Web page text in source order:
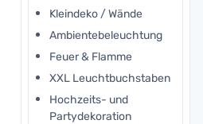
Kleindeko / Wände
Ambientebeleuchtung
Feuer & Flamme
XXL Leuchtbuchstaben
Hochzeits- und
Partydekoration